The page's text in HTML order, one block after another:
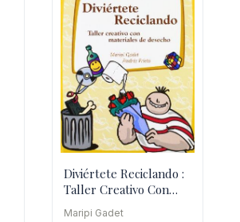
Diviértete Reciclando :
Taller Creativo Con
Maripi Gadet